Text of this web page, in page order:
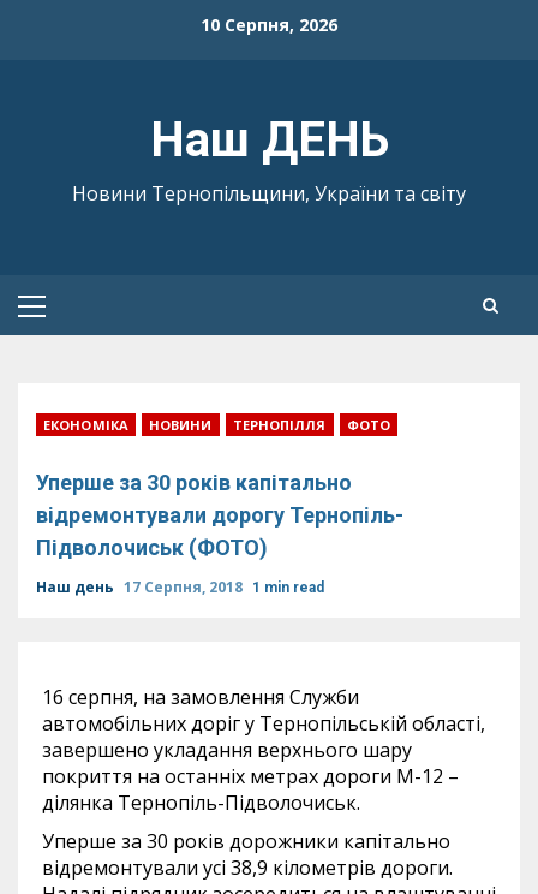
10 Серпня, 2026
Наш ДЕНЬ
Новини Тернопільщини, України та світу
Primary
ЕКОНОМІКА НОВИНИ ТЕРНОПІЛЛЯ ФОТО
Уперше за 30 років капітально
відремонтували дорогу Тернопіль-
Підволочиськ (ФОТО)
Наш день 17 Серпня, 2018 1 min read
16 серпня, на замовлення Служби
автомобільних доріг у Тернопільській області,
завершено укладання верхнього шару
покриття на останніх метрах дороги М-12 –
ділянка Тернопіль-Підволочиськ.
Уперше за 30 років дорожники капітально
відремонтували усі 38,9 кілометрів дороги.